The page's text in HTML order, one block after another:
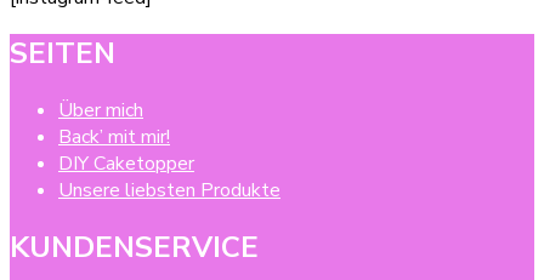
SEITEN
Über mich
Back’ mit mir!
DIY Caketopper
Unsere liebsten Produkte
KUNDENSERVICE